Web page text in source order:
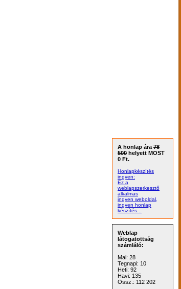
A honlap ára 78
500 helyett MOST
0 Ft.
Honlapkészítés
ingyen:
Ez a
weblapszerkesztő
alkalmas
ingyen weboldal,
ingyen honlap
készítés...
Weblap
látogatottság
számláló:
Mai: 28
Tegnapi: 10
Heti: 92
Havi: 135
Össz.: 112 202